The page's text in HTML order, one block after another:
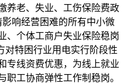
养老、失业、工伤保险费政
响经营困难的所有中小微
、个体工商户失业保险稳岗
对特困行业用电实行阶段性
专线资费优惠，为线上就业
职工协商弹性工作制稳岗。